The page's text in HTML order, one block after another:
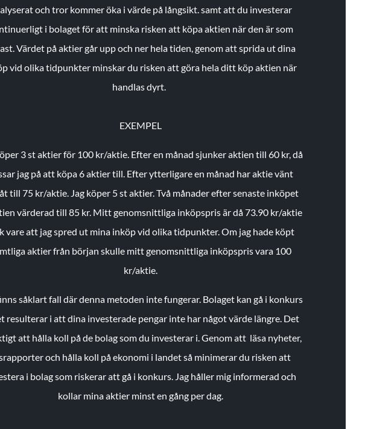
och tror kommer öka i värde på långsikt. samt att du investerar
i bolaget för att minska risken att köpa aktien när den är som
Värdet på aktier går upp och ner hela tiden, genom att sprida ut dina
vid olika tidpunkter minskar du risken att göra hela ditt köp aktien när
handlas dyrt.
EXEMPEL
3 st aktier för 100 kr/aktie. Efter en månad sjunker aktien till 60 kr, då
jag på att köpa 6 aktier till. Efter ytterligare en månad har aktie vänt
till 75 kr/aktie. Jag köper 5 st aktier.Två månader efter senaste inköpet
värderad till 85 kr. Mitt genomsnittliga inköpspris är då 73.90 kr/aktie
vare att jag spred ut mina inköp vid olika tidpunkter. Om jag hade köpt
aktier från början skulle mitt genomsnittliga inköpspris vara 100
kr/aktie.
såklart fall där denna metoden inte fungerar. Bolaget kan gå i konkurs
resulterar i att dina investerade pengar inte har något värde längre. Det
att hålla koll på de bolag som du investerar i. Genom att läsa nyheter,
och hålla koll på ekonomi i landet så minimerar du risken att
i bolag som riskerar att gå i konkurs. Jag håller mig informerad och
kollar mina aktier minst en gång per dag.